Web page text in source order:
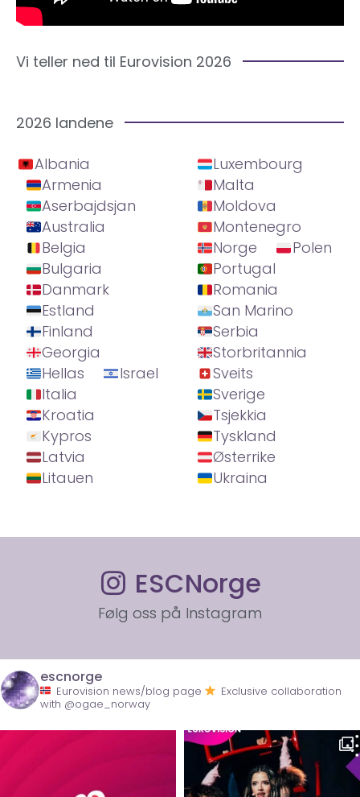
Vi teller ned til Eurovision 2026
2026 landene
Albania
Armenia
Aserbajdsjan
Australia
Belgia
Bulgaria
Danmark
Estland
Finland
Georgia
Hellas
Israel
Italia
Kroatia
Kypros
Latvia
Litauen
Luxembourg
Malta
Moldova
Montenegro
Norge
Polen
Portugal
Romania
San Marino
Serbia
Storbritannia
Sveits
Sverige
Tsjekkia
Tyskland
Østerrike
Ukraina
ESCNorge
Følg oss på Instagram
escnorge
Eurovision news/blog page
Exclusive collaboration
with @ogae_norway